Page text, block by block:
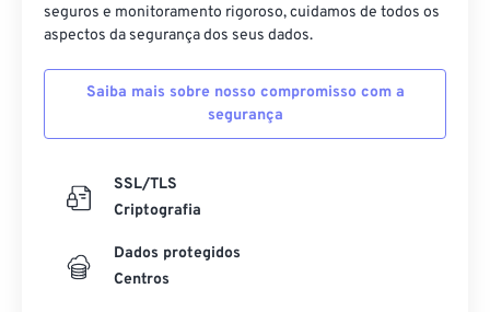
seguros e monitoramento rigoroso, cuidamos de todos os
aspectos da segurança dos seus dados.
Saiba mais sobre nosso compromisso com a
segurança
SSL/TLS
Criptografia
Dados protegidos
Centros